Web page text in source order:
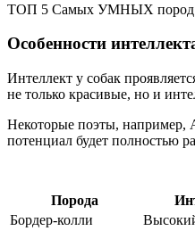
ТОП 5 Самых УМНЫХ пород
Особенности
Интеллект у собак
не только красивые, но и
Некоторые поэты, например,
потенциал будет полностью
Порода
Бордер-колли